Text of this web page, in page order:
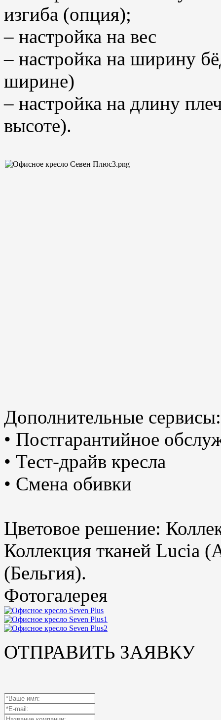
изгиба (опция);
– настройка на вес
– настройка на ширину
ширине)
– настройка на длину
высоте).
Дополнительные сервисы:
• Постгарантийное
• Тест-драйв кресла
• Смена обивки
Цветовое решение:
Коллекция тканей Lucia
(Бельгия).
Фотогалерея
ОТПРАВИТЬ ЗАЯВКУ